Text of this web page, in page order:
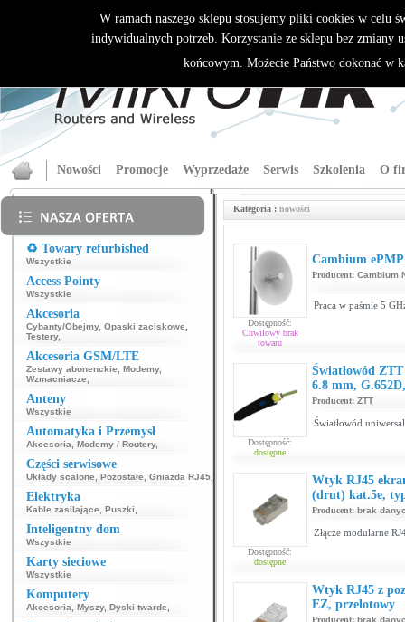
Nowości Promocje Wyprzedaże Serwis Szkolenia O
♻️ Towary refurbished
Wszystkie
Access Pointy
Wszystkie
Akcesoria
Cybanty/Obejmy, Opaski zaciskowe
Testery,
Akcesoria GSM/LTE
Zestawy abonenckie Modemy,
Wzmacniacze
Anteny
Wszystkie
Automatyka i Przemysł
Akcesoria Modemy / Routery,
Części serwisowe
Układy scalone Pozostałe Gniazda RJ45
Elektryka
Kable zasilające Puszki
Inteligentny dom
Wszystkie
Karty sieciowe
Wszystkie
Komputery
Akcesoria Myszy, Dyski twarde
Kategoria : nowości
Dostępność:
Chwilowy brak
towaru
Cambium
Producent: Cambium
Praca w paśmie 5
Dostępność:
dostępne
Światłowód
6.8 mm,
Producent: ZTT
Światłowód
Dostępność:
dostępne
Wtyk RJ45
(drut) kat.5e,
Producent: brak
Złącze modularne
Wtyk RJ45 z
EZ, przelotowy
Producent: brak
W ramach naszego sklepu stosujemy pliki cookies w celu
indywidualnych potrzeb. Korzystanie ze sklepu bez zmiany
końcowym. Możecie Państwo dokonać w